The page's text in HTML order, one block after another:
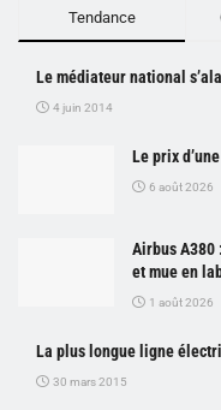
Tendance
Le médiateur national
4 juin 2014
Le prix
6 août 2026
Airbus A380
et mue en
1 août 2026
La plus longue ligne
30 mars 2015